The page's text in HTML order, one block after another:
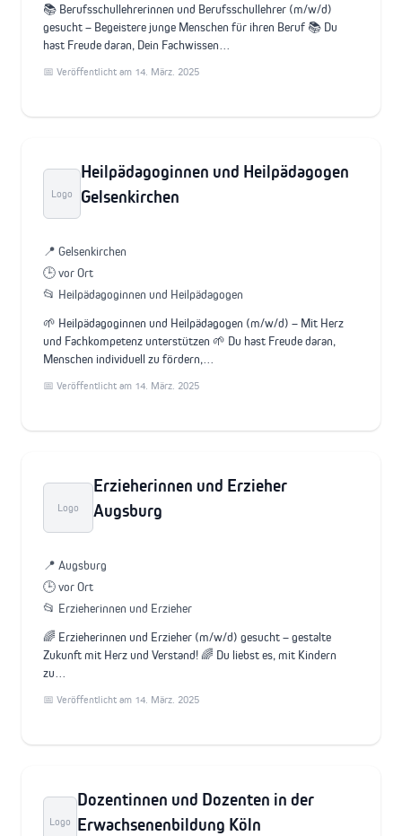
📚 Berufsschullehrerinnen und Berufsschullehrer (m/w/d)
gesucht – Begeistere junge Menschen für ihren Beruf 📚 Du
hast Freude daran, Dein Fachwissen…
📅 Veröffentlicht am 14. März. 2025
Logo
Heilpädagoginnen und Heilpädagogen
Gelsenkirchen
📍 Gelsenkirchen
🕒 vor Ort
📂 Heilpädagoginnen und Heilpädagogen
🌱 Heilpädagoginnen und Heilpädagogen (m/w/d) – Mit Herz
und Fachkompetenz unterstützen 🌱 Du hast Freude daran,
Menschen individuell zu fördern,…
📅 Veröffentlicht am 14. März. 2025
Logo
Erzieherinnen und Erzieher
Augsburg
📍 Augsburg
🕒 vor Ort
📂 Erzieherinnen und Erzieher
🌈 Erzieherinnen und Erzieher (m/w/d) gesucht – gestalte
Zukunft mit Herz und Verstand! 🌈 Du liebst es, mit Kindern
zu…
📅 Veröffentlicht am 14. März. 2025
Logo
Dozentinnen und Dozenten in der
Erwachsenenbildung Köln